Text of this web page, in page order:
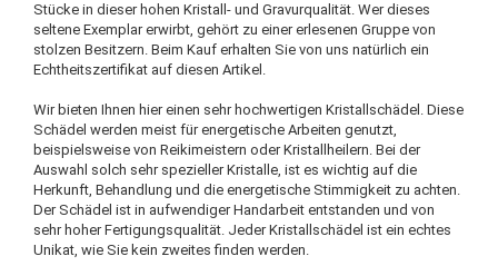
Stücke in dieser hohen Kristall- und Gravurqualität. Wer dieses
seltene Exemplar erwirbt, gehört zu einer erlesenen Gruppe von
stolzen Besitzern. Beim Kauf erhalten Sie von uns natürlich ein
Echtheitszertifikat auf diesen Artikel.
Wir bieten Ihnen hier einen sehr hochwertigen Kristallschädel. Diese
Schädel werden meist für energetische Arbeiten genutzt,
beispielsweise von Reikimeistern oder Kristallheilern. Bei der
Auswahl solch sehr spezieller Kristalle, ist es wichtig auf die
Herkunft, Behandlung und die energetische Stimmigkeit zu achten.
Der Schädel ist in aufwendiger Handarbeit entstanden und von
sehr hoher Fertigungsqualität. Jeder Kristallschädel ist ein echtes
Unikat, wie Sie kein zweites finden werden.